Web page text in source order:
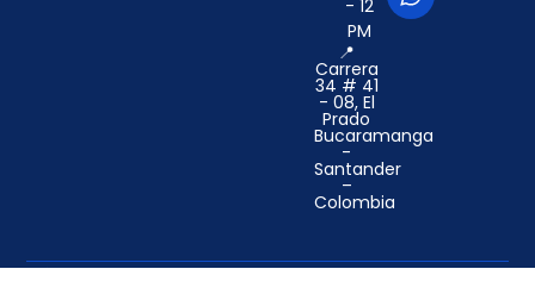
- 12
PM
📍
Carrera
34 # 41
- 08, El
Prado
Bucaramanga
-
Santander
–
Colombia
©2024 Biomedical Tech Solutions. Design byVVC